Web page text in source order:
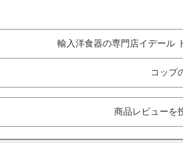
輸入洋食器の専門店イデール
コップ
商品レビューを